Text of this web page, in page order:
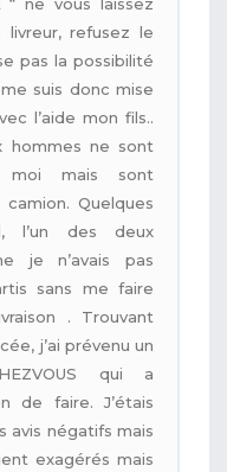
refusez le
pas la possibilité
suis donc mise
l’aide mon fils..
hommes ne sont
moi mais sont
Quelques
l’un des deux
je n’avais pas
sans me faire
. Trouvant
j’ai prévenu un
qui a
de faire. J’étais
avis négatifs mais
exagérés mais